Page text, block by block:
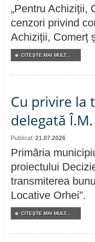
„Pentru Achiziții,
cenzori privind
Achiziții, Comerț
CITEŞTE MAI MULT...
Cu privire la
delegată
Publicat: 21.07.2026
Primăria
proiectului
transmiterea
Locative Orhei”.
CITEŞTE MAI MULT...